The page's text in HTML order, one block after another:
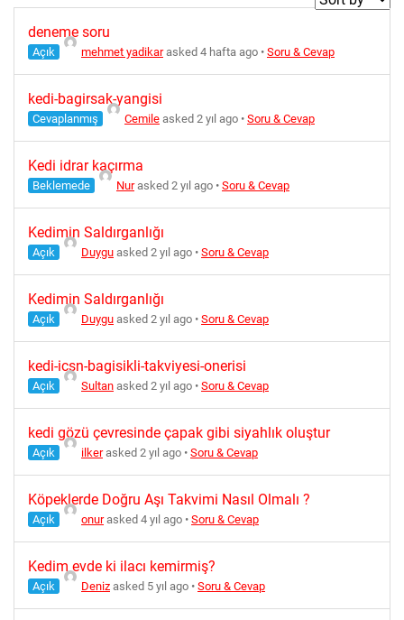
deneme soru
Açık mehmet yadikarasked 4 hafta ago • Soru & Cevap
kedi-bagirsak-yangisi
Cevaplanmış Cemile asked 2 yıl ago • Soru & Cevap
Kedi idrar kaçırma
Beklemede Nurasked 2 yıl ago • Soru & Cevap
Kedimin Saldırganlığı
Açık Duygu asked 2 yıl ago • Soru & Cevap
Kedimin Saldırganlığı
Açık Duygu asked 2 yıl ago • Soru & Cevap
kedi-icsn-bagisikli-takviyesi-onerisi
Açık Sultan asked 2 yıl ago • Soru & Cevap
kedi gözü çevresinde çapak gibi siyahlık oluştur
Açık ilkerasked 2 yıl ago • Soru & Cevap
Köpeklerde Doğru Aşı Takvimi Nasıl Olmalı ?
Açık onurasked 4 yıl ago • Soru & Cevap
Kedim evde ki ilacı kemirmiş?
Açık Deniz asked 5 yıl ago • Soru & Cevap